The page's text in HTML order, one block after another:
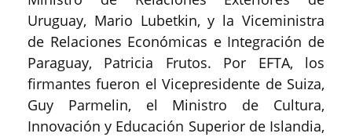
Uruguay, Mario Lubetkin, y la Viceministra
de Relaciones Económicas e Integración de
Paraguay, Patricia Frutos. Por EFTA, los
firmantes fueron el Vicepresidente de Suiza,
Guy Parmelin, el Ministro de Cultura,
Innovación y Educación Superior de Islandia,